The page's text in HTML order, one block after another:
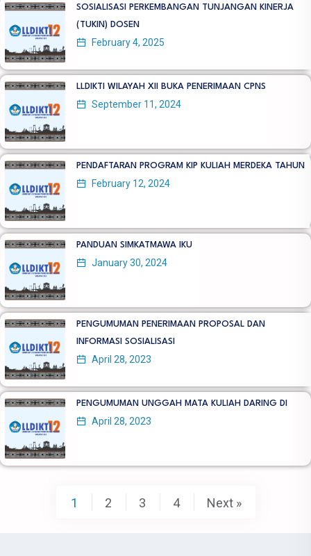
SOSIALISASI PERKEMBANGAN TUNJANGAN KINERJA
(TUKIN) DOSEN
February 4, 2025
LLDIKTI WILAYAH XII BUKA PENERIMAAN CPNS
September 11, 2024
PENDAFTARAN PROGRAM KIP KULIAH MERDEKA TAHUN
February 12, 2024
PANDUAN SIMKATMAWA IKU
January 30, 2024
PENGUMUMAN PENERIMAAN PROPOSAL DAN
INFORMASI SOSIALISASI
April 28, 2023
PENGUMUMAN UNGGAH MATA KULIAH DARING DI
April 28, 2023
1 2 3 4 Next »